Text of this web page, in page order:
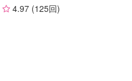
面所、お風呂場、お手洗
4.97 (125回)